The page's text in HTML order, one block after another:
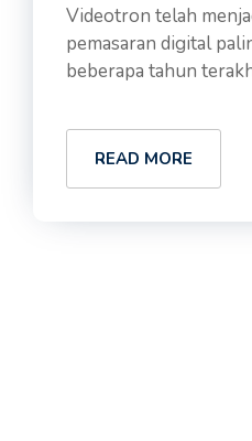
Videotron telah
pemasaran digital
beberapa tahun
READ MORE